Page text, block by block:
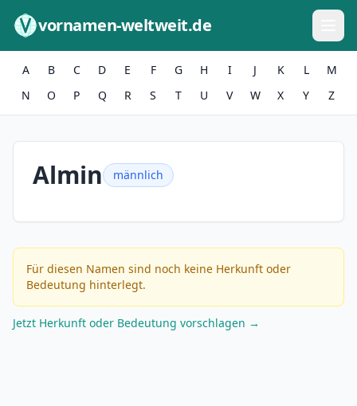
vornamen-weltweit.de
A B C D E F G H I J K L
M
N
O P Q R S T U V W X Y Z
Almin männlich
Für diesen Namen sind noch keine Herkunft oder
Bedeutung hinterlegt.
Jetzt Herkunft oder Bedeutung vorschlagen →